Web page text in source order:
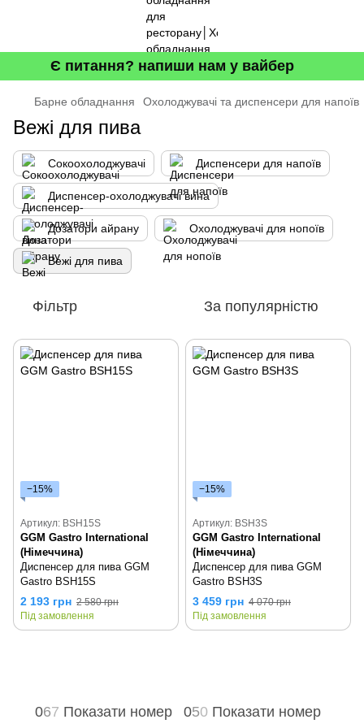
Є питання? напиши нам у вайбер
Барне обладнання Охолоджувачі та диспенсери для напоїв
Вежі для пива
Сокоохолоджувачі Диспенсери для напоїв
Диспенсер-охолоджувачі вина
Дозатори айрану Охолоджувачі для нопоїв
Вежі для пива
Фільтр За популярністю
−15%
Артикул: BSH15S
GGM Gastro International
(Німеччина)
Диспенсер для пива GGM
Gastro BSH15S
2 193 грн 2 580 грн
Під замовлення
−15%
Артикул: BSH3S
GGM Gastro International
(Німеччина)
Диспенсер для пива GGM
Gastro BSH3S
3 459 грн 4 070 грн
Під замовлення
067 Показати номер 050 Показати номер